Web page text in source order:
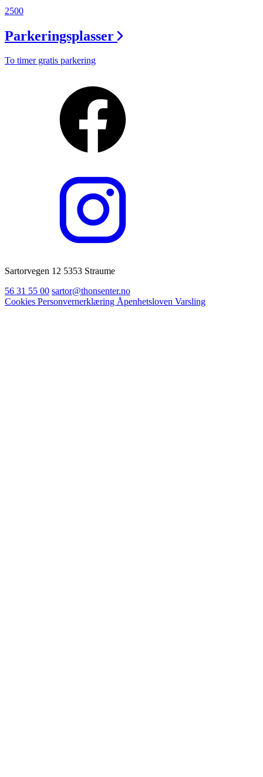
2500
Parkeringsplasser
To timer gratis parkering
Sartorvegen 12 5353 Straume
56 31 55 00 sartor@thonsenter.no
Cookies Personvernerklæring Åpenhetsloven Varsling